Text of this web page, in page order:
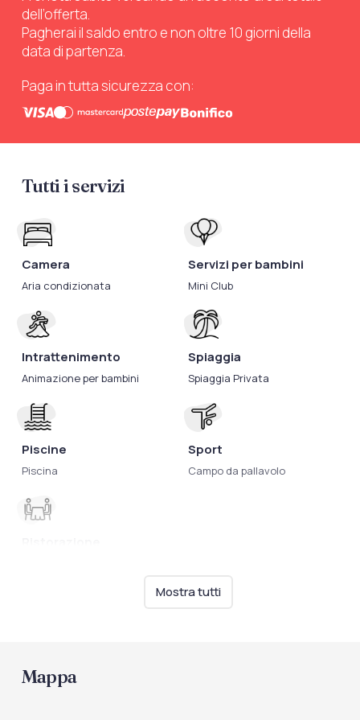
dell’offerta.
Pagherai il saldo entro e non oltre 10 giorni della
data di partenza.
Paga in tutta sicurezza con:
Tutti i servizi
Camera
Aria condizionata
Intrattenimento
Animazione per bambini
Piscine
Piscina
Servizi per bambini
Mini Club
Spiaggia
Spiaggia Privata
Sport
Campo da pallavolo
Mostra tutti
Mappa